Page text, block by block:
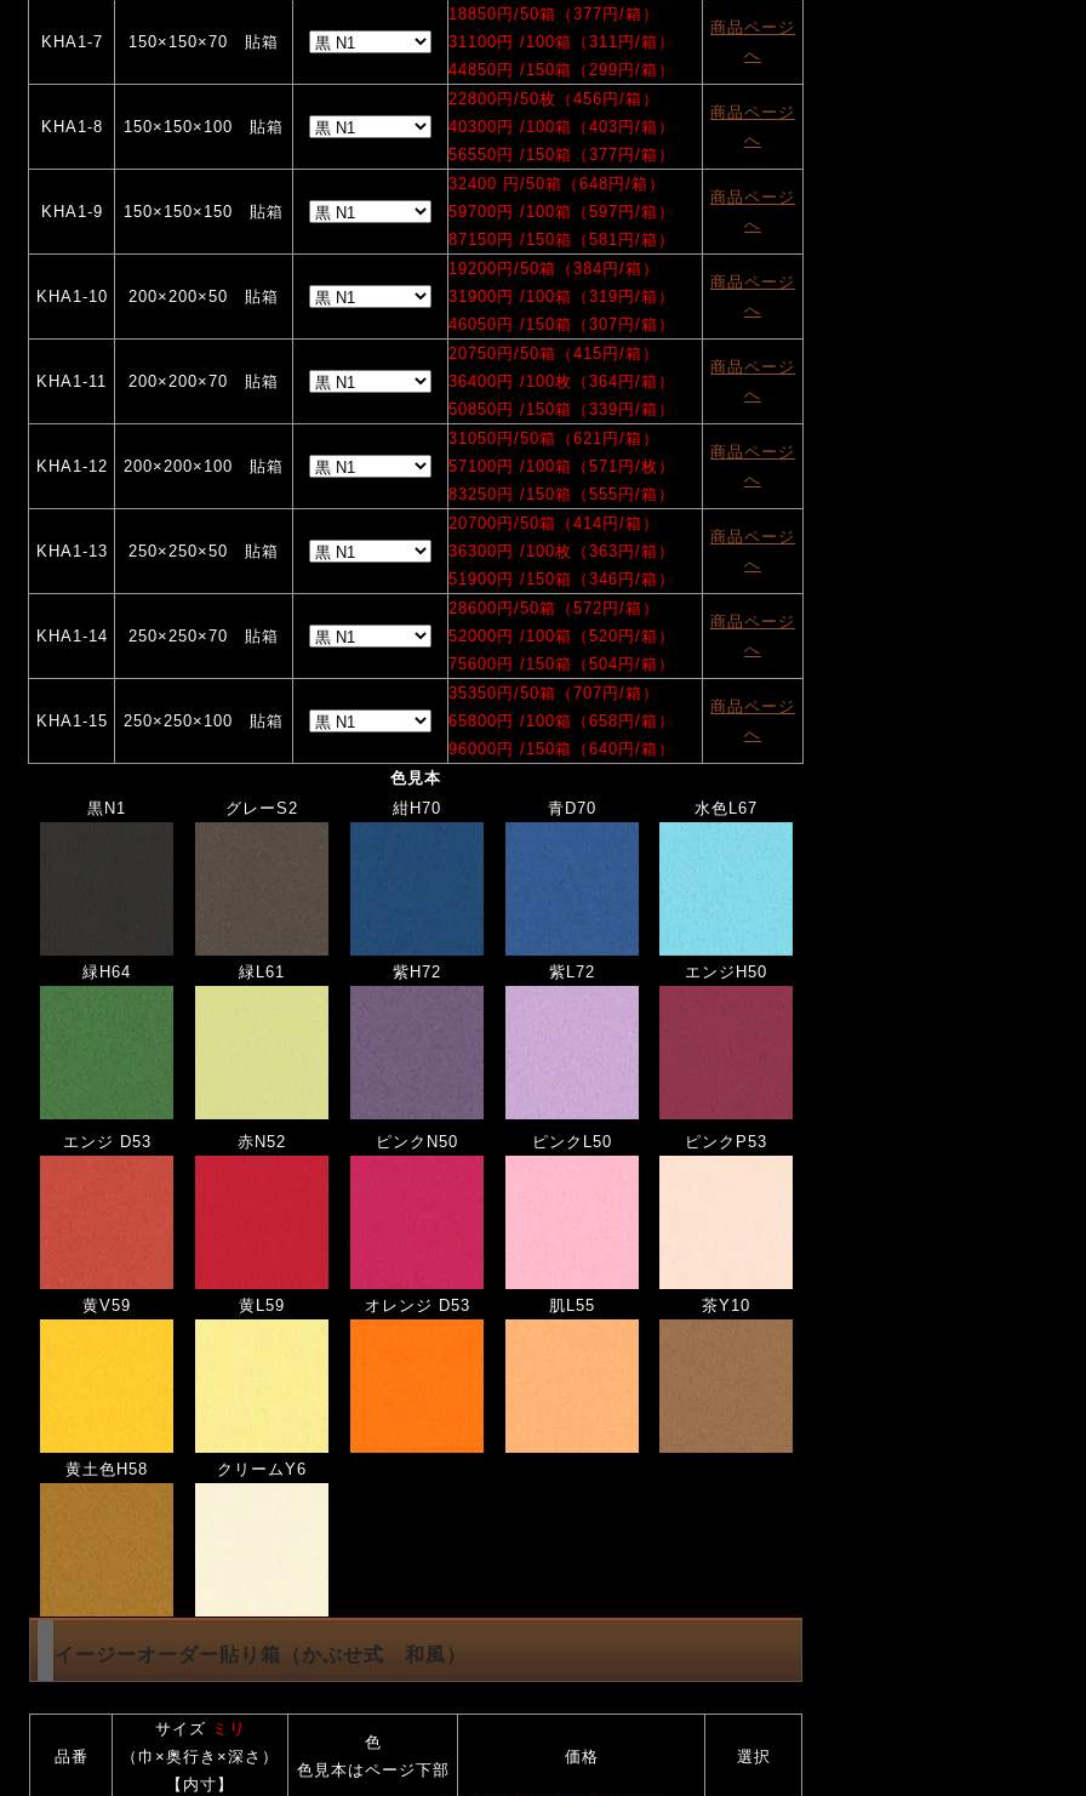
KHA1-7 150×150×70 貼箱
18850円/50箱（377円/箱）
31100円 /100箱（311円/箱）
44850円 /150箱（299円/箱）
商品ページ
へ
KHA1-8 150×150×100 貼箱
22800円/50枚（456円/箱）
40300円 /100箱（403円/箱）
56550円 /150箱（377円/箱）
商品ページ
へ
KHA1-9 150×150×150 貼箱
32400 円/50箱（648円/箱）
59700円 /100箱（597円/箱）
87150円 /150箱（581円/箱）
商品ページ
へ
KHA1-10 200×200×50 貼箱
19200円/50箱（384円/箱）
31900円 /100箱（319円/箱）
46050円 /150箱（307円/箱）
商品ページ
へ
KHA1-11 200×200×70 貼箱
20750円/50箱（415円/箱）
36400円 /100枚（364円/箱）
50850円 /150箱（339円/箱）
商品ページ
へ
KHA1-12 200×200×100 貼箱
31050円/50箱（621円/箱）
57100円 /100箱（571円/枚）
83250円 /150箱（555円/箱）
商品ページ
へ
KHA1-13 250×250×50 貼箱
20700円/50箱（414円/箱）
36300円 /100枚（363円/箱）
51900円 /150箱（346円/箱）
商品ページ
へ
KHA1-14 250×250×70 貼箱
28600円/50箱（572円/箱）
52000円 /100箱（520円/箱）
75600円 /150箱（504円/箱）
商品ページ
へ
KHA1-15 250×250×100 貼箱
35350円/50箱（707円/箱）
65800円 /100箱（658円/箱）
96000円 /150箱（640円/箱）
商品ページ
へ
色見本
黒N1
グレーS2 紺H70 青D70 水色L67
緑H64 緑L61 紫H72 紫L72 エンジH50
エンジ D53 赤N52 ピンクN50 ピンクL50 ピンクP53
黄V59 黄L59 オレンジ D53 肌L55 茶Y10
黄土色H58 クリームY6
イージーオーダー貼り箱（かぶせ式 和風）
品番
サイズ ミリ
（巾×奥行き×深さ）
【内寸】
色
色見本はページ下部
価格 選択